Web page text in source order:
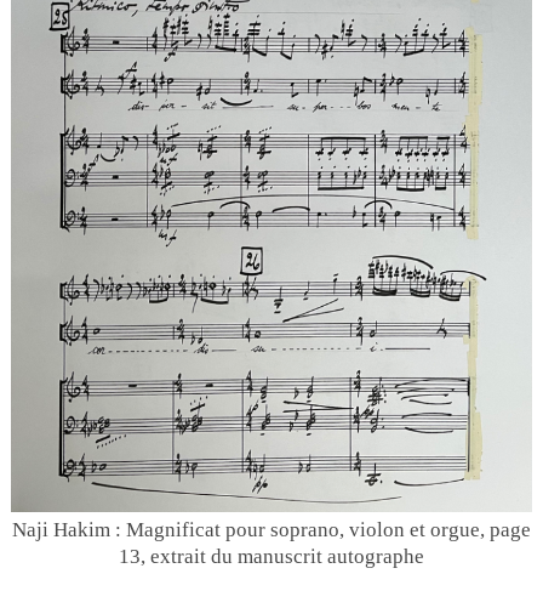
Naji Hakim : Magnificat pour soprano, violon et orgue, page
13, extrait du manuscrit autographe